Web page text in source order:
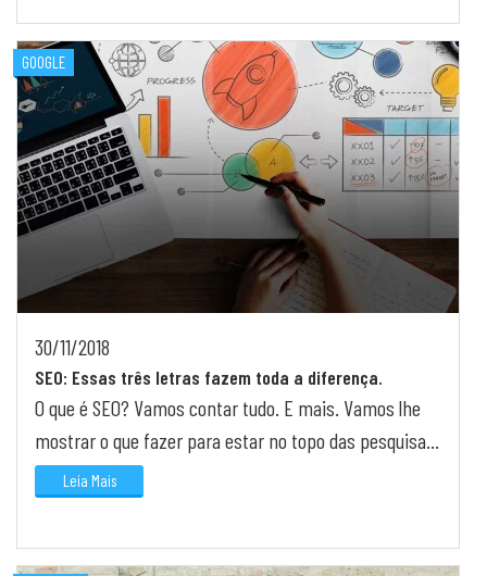
GOOGLE
30/11/2018
SEO: Essas três letras fazem toda a diferença.
O que é SEO? Vamos contar tudo. E mais. Vamos lhe
mostrar o que fazer para estar no topo das pesquisas
online. Confira nossas dicas e dispare no ranking.
Leia Mais